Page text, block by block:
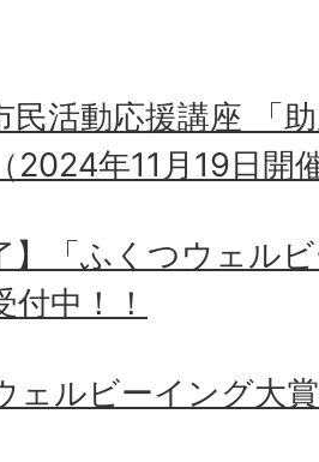
民活動応援講座 「
2024年11月19日開
】「ふくつウェル
中！！
ェルビーイング大